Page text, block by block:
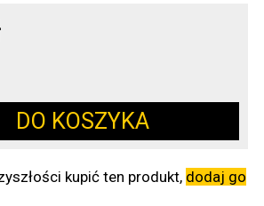
DO KOSZYKA
kupić ten produkt, dodaj go